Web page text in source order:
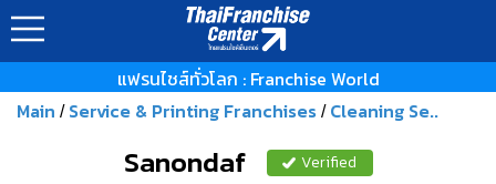
แฟรนไชส์ทั่วโลก : Franchise World
Main / Service & Printing Franchises / Cleaning Se..
Sanondaf Verified